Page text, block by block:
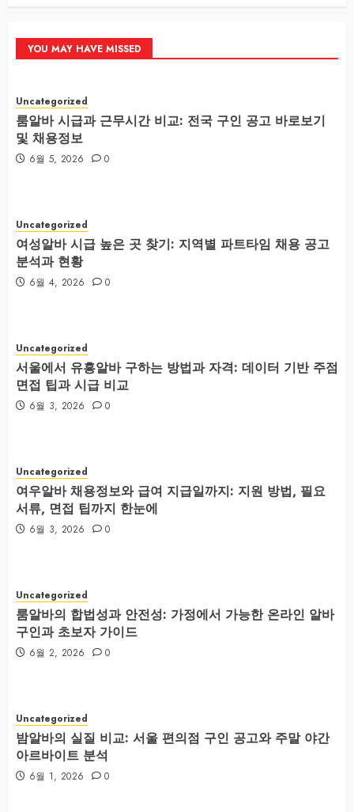
YOU MAY HAVE MISSED
Uncategorized
룸알바 시급과 근무시간 비교: 전국 구인 공고 바로보기
및 채용정보
6월 5, 2026 0
Uncategorized
여성알바 시급 높은 곳 찾기: 지역별 파트타임 채용 공고
분석과 현황
6월 4, 2026 0
Uncategorized
서울에서 유흥알바 구하는 방법과 자격: 데이터 기반 주점
면접 팁과 시급 비교
6월 3, 2026 0
Uncategorized
여우알바 채용정보와 급여 지급일까지: 지원 방법, 필요
서류, 면접 팁까지 한눈에
6월 3, 2026 0
Uncategorized
룸알바의 합법성과 안전성: 가정에서 가능한 온라인 알바
구인과 초보자 가이드
6월 2, 2026 0
Uncategorized
밤알바의 실질 비교: 서울 편의점 구인 공고와 주말 야간
아르바이트 분석
6월 1, 2026 0